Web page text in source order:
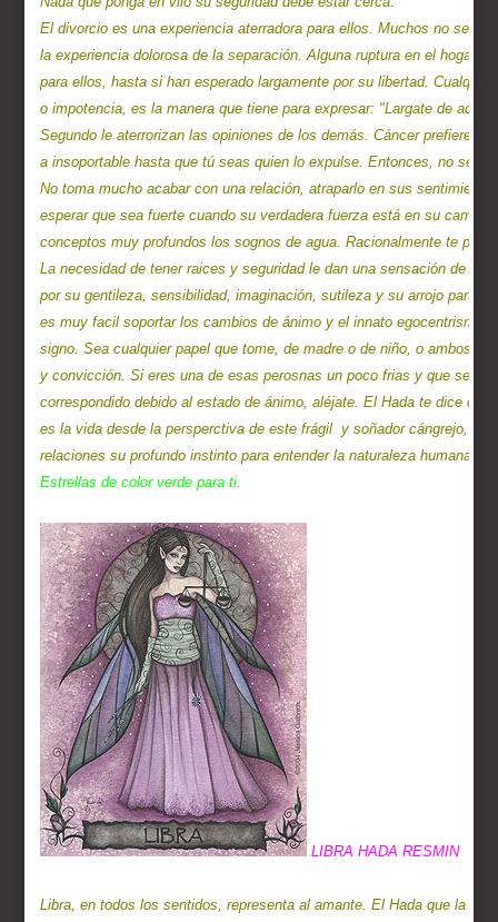
El divorcio es una experiencia aterradora para ellos. Muchos no se
la experiencia dolorosa de la separación. Alguna ruptura en el hogar
para ellos, hasta si han esperado largamente por su libertad.
o impotencia, es la manera que tiene para expresar: "Largate de
Segundo le aterrorizan las opiniones de los demás. Cáncer prefiere
a insoportable hasta que tú seas quien lo expulse. Entonces, no se
No toma mucho acabar con una relación, atraparlo en sus
esperar que sea fuerte cuando su verdadera fuerza está en su
conceptos muy profundos los sognos de agua. Racionalmente te
La necesidad de tener raices y seguridad le dan una sensación de
por su gentileza, sensibilidad, imaginación, sutileza y su arrojo
es muy facil soportar los cambios de ánimo y el innato egocentrismo
signo. Sea cualquier papel que tome, de madre o de niño, o ambos,
y convicción. Si eres una de esas perosnas un poco frias y que se
correspondido debido al estado de ánimo, aléjate. El Hada te dice
es la vida desde la persperctiva de este frágil  y soñador cángrejo, te
relaciones su profundo instinto para entender la naturaleza humana y
Estrellas de color verde para ti.
LIBRA HADA RESMIN
Libra, en todos los sentidos, representa al amante. El Hada que la